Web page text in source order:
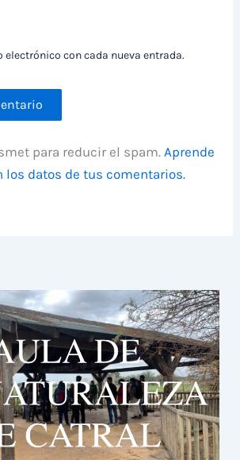
electrónico con cada nueva entrada.
para reducir el spam.Aprende
los datos de tus comentarios.